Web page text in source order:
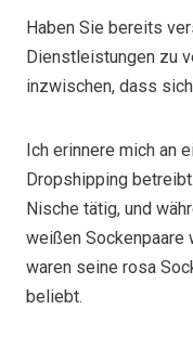
Haben Sie bereits
Dienstleistungen zu
inzwischen, dass
Ich erinnere mich an
Dropshipping
Nische tätig, und
weißen Sockenpaare
waren seine rosa
beliebt.